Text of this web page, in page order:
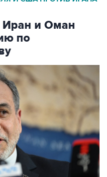
Иран и Оман
по
via Getty Images